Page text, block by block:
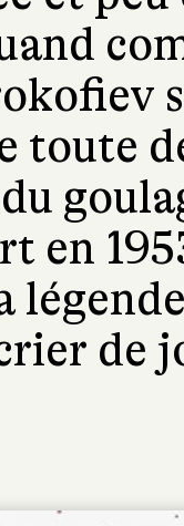
toute
en
de